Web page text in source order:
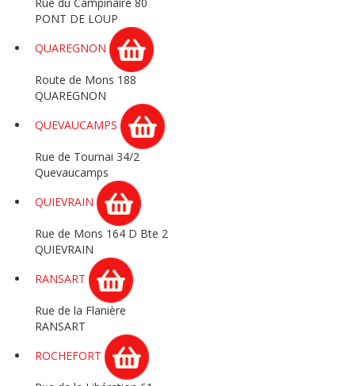
PONT DE LOUP
QUAREGNON
Route de Mons 188
QUAREGNON
QUEVAUCAMPS
Rue de Tournai 34/2
Quevaucamps
QUIEVRAIN
Rue de Mons 164 D Bte 2
QUIEVRAIN
RANSART
Rue de la Flanière
RANSART
ROCHEFORT